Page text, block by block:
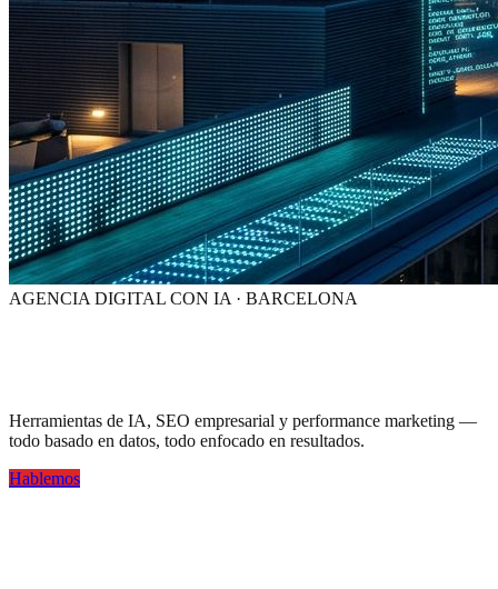
AGENCIA DIGITAL CON IA · BARCELONA
Herramientas de IA, SEO empresarial y performance marketing —
todo basado en datos, todo enfocado en resultados.
Hablemos